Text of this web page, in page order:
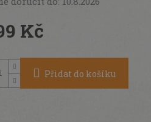
Kč
Přidat do košíku